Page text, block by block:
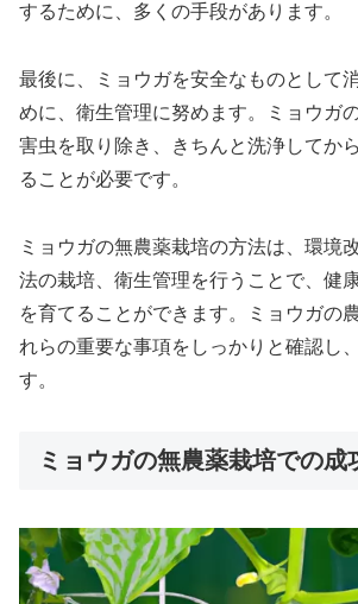
するために、多くの手段があります。
最後に、ミョウガを安全なものとして
めに、衛生管理に努めます。ミョウガ
害虫を取り除き、きちんと洗浄してか
ることが必要です。
ミョウガの無農薬栽培の方法は、環境
法の栽培、衛生管理を行うことで、健
を育てることができます。ミョウガの
れらの重要な事項をしっかりと確認し
す。
ミョウガの無農薬栽培での成